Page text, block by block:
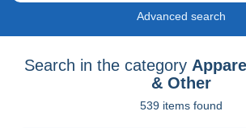
Advanced search
Search in the category
& Other
539 items found